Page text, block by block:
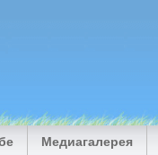
Медиагалерея